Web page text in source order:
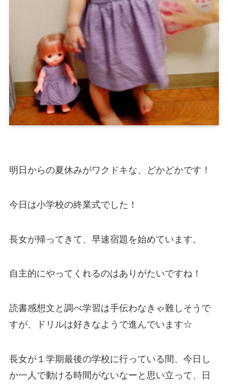
明日からの夏休みがワクドキな、どかどかです！
今日は小学校の終業式でした！
長女が帰ってきて、早速宿題を始めています。
自主的にやってくれるのはありがたいですね！
読書感想文と調べ学習は手伝わなきゃ難しそうで
すが、ドリルは好きなようで進んでいます☆
長女が１学期最後の学校に行っている間、今日し
か一人で動ける時間がないなーと思い立って、日